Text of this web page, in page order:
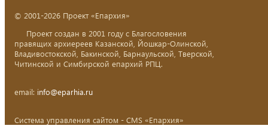
© 2001-2026 Проект «Епархия»
Проект создан в 2001 году с Благословения
правящих архиереев Казанской, Йошкар-Олинской,
Владивостокской, Бакинской, Барнаульской, Тверской,
Читинской и Симбирской епархий РПЦ.
email: info@eparhia.ru
Система управления сайтом - CMS «Епархия»